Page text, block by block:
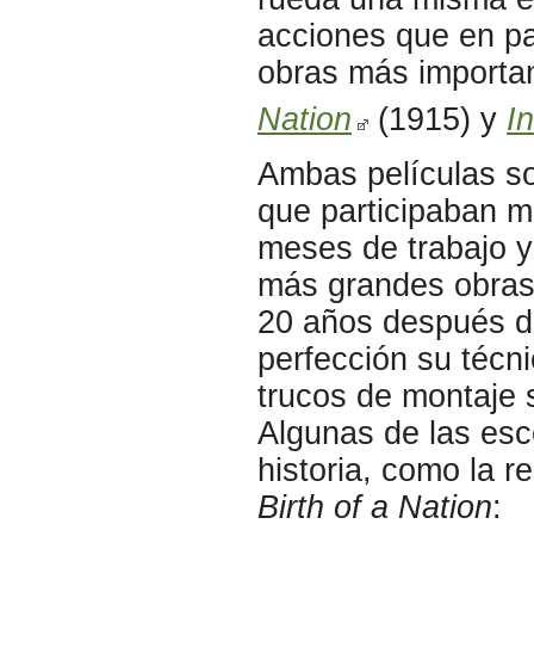
acciones que en
obras más
Nation
(1915) y
Ambas películas
que participaban
meses de trabajo
más grandes
20 años después
perfección su
trucos de montaje
Algunas de las
historia, como la
Birth of a Nation: